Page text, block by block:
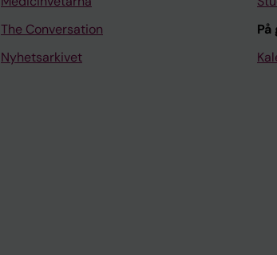
The Conversation
Nyhetsarkivet
På